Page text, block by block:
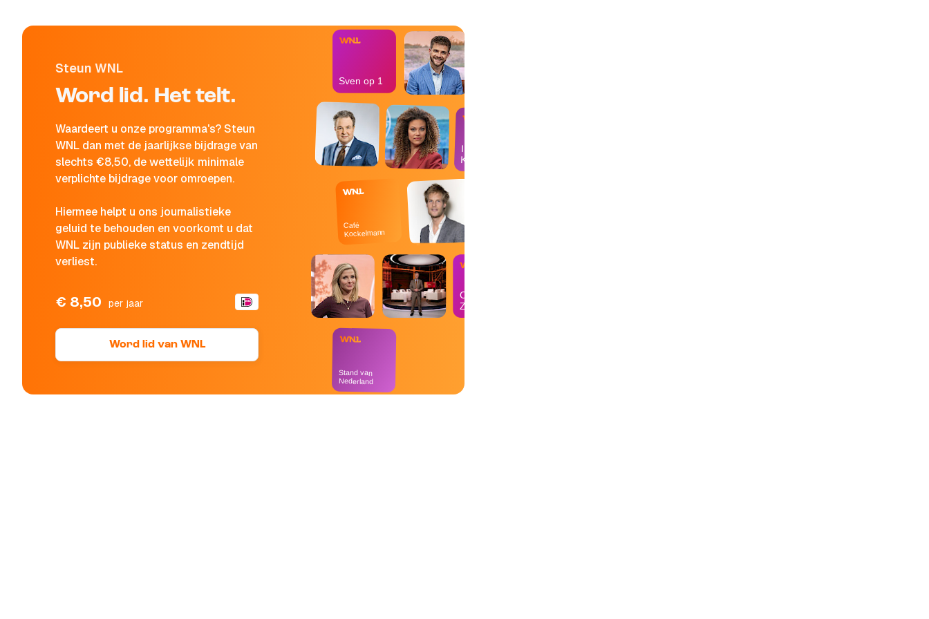
Steun WNL
Word lid. Het telt.
Waardeert u onze programma's? Steun
WNL dan met de jaarlijkse bijdrage van
slechts €8,50, de wettelijk minimale
verplichte bijdrage voor omroepen.
Hiermee helpt u ons journalistieke
geluid te behouden en voorkomt u dat
WNL zijn publieke status en zendtijd
verliest.
€ 8,50 per jaar
Word lid van WNL
Stand van
Nederland
Op
Zondag
Café
Kockelmann
In de
Kantine
Sven op 1